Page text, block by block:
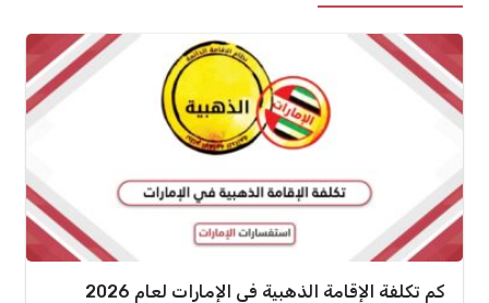
كم تكلفة الإقامة الذهبية في الإمارات لعام 2026